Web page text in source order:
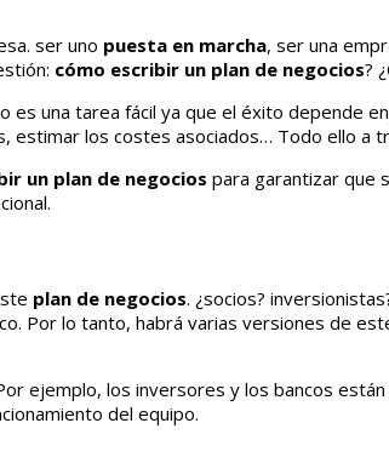
ser uno puesta en marcha, ser una
cómo escribir un plan de negocios?
es una tarea fácil ya que el éxito depende
los costes asociados… Todo ello a
un plan de negocios para garantizar que
plan de negocios. ¿socios?
Por lo tanto, habrá varias versiones de
ejemplo, los inversores y los bancos
del equipo.